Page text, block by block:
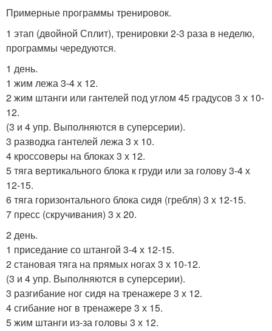
Примерные программы тренировок.
1 этап (двойной Сплит), тренировки 2-3 раза в неделю,
программы чередуются.
1 день.
1 жим лежа 3-4 х 12.
2 жим штанги или гантелей под углом 45 градусов 3 х 10-
12.
(3 и 4 упр. Выполняются в суперсерии).
3 разводка гантелей лежа 3 х 10.
4 кроссоверы на блоках 3 х 12.
5 тяга вертикального блока к груди или за голову 3-4 х
12-15.
6 тяга горизонтального блока сидя (гребля) 3 х 12-15.
7 пресс (скручивания) 3 х 20.
2 день.
1 приседание со штангой 3-4 х 12-15.
2 становая тяга на прямых ногах 3 х 10-12.
(3 и 4 упр. Выполняются в суперсерии).
3 разгибание ног сидя на тренажере 3 х 12.
4 сгибание ног в тренажере 3 х 15.
5 жим штанги из-за головы 3 х 12.